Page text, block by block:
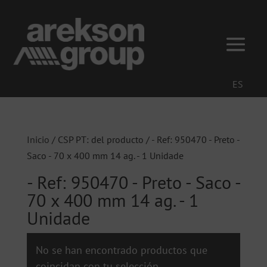
ES
Inicio / CSP PT: del producto / - Ref: 950470 - Preto -
Saco - 70 x 400 mm 14 ag. - 1 Unidade
- Ref: 950470 - Preto - Saco -
70 x 400 mm 14 ag. - 1
Unidade
No se han encontrado productos que